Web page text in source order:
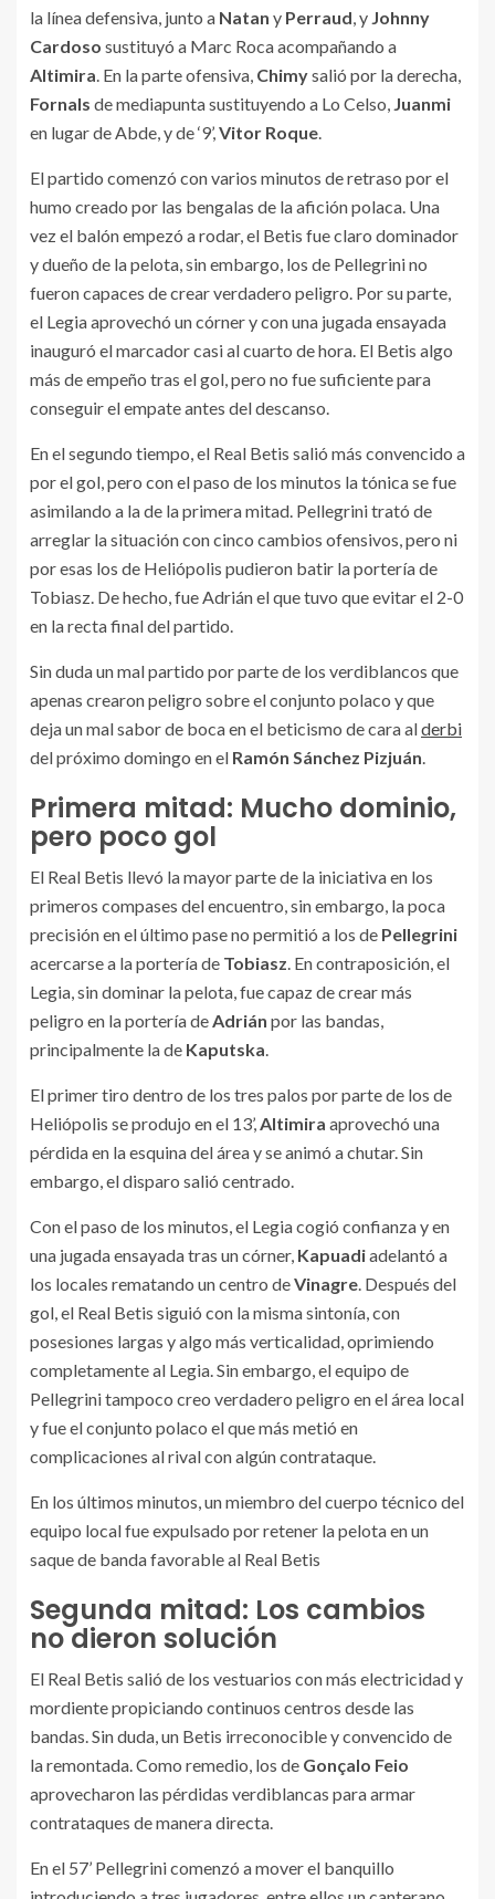
la línea defensiva, junto a Natan y Perraud, y Johnny
Cardoso sustituyó a Marc Roca acompañando a
Altimira. En la parte ofensiva, Chimysalió por la derecha,
Fornals de mediapunta sustituyendo a Lo Celso, Juanmi
en lugar de Abde, y de ‘9’,Vitor Roque.
El partido comenzó con varios minutos de retraso por el
humo creado por las bengalas de la afición polaca. Una
vez el balón empezó a rodar, el Betis fue claro dominador
y dueño de la pelota, sin embargo, los de Pellegrini no
fueron capaces de crear verdadero peligro. Por su parte,
el Legia aprovechó un córner y con una jugada ensayada
inauguró el marcador casi al cuarto de hora. El Betis algo
más de empeño tras el gol, pero no fue suficiente para
conseguir el empate antes del descanso.
En el segundo tiempo, el Real Betis salió más convencido a
por el gol, pero con el paso de los minutos la tónica se fue
asimilando a la de la primera mitad. Pellegrini trató de
arreglar la situación con cinco cambios ofensivos, pero ni
por esas los de Heliópolis pudieron batir la portería de
Tobiasz. De hecho, fue Adrián el que tuvo que evitar el 2-0
en la recta final del partido.
Sin duda un mal partido por parte de los verdiblancos que
apenas crearon peligro sobre el conjunto polaco y que
deja un mal sabor de boca en el beticismo de cara alderbi
del próximo domingo en el Ramón Sánchez Pizjuán.
Primera mitad: Mucho dominio,
pero poco gol
El Real Betis llevó la mayor parte de la iniciativa en los
primeros compases del encuentro, sin embargo, la poca
precisión en el último pase no permitió a los de Pellegrini
acercarse a la portería de Tobiasz. En contraposición, el
Legia, sin dominar la pelota, fue capaz de crear más
peligro en la portería deAdrián por las bandas,
principalmente la de Kaputska.
El primer tiro dentro de los tres palos por parte de los de
Heliópolis se produjo en el 13’,Altimira aprovechó una
pérdida en la esquina del área y se animó a chutar. Sin
embargo, el disparo salió centrado.
Con el paso de los minutos, el Legia cogió confianza y en
una jugada ensayada tras un córner, Kapuadiadelantó a
los locales rematando un centro deVinagre. Después del
gol, el Real Betis siguió con la misma sintonía, con
posesiones largas y algo más verticalidad, oprimiendo
completamente al Legia. Sin embargo, el equipo de
Pellegrini tampoco creo verdadero peligro en el área local
y fue el conjunto polaco el que más metió en
complicaciones al rival con algún contrataque.
En los últimos minutos, un miembro del cuerpo técnico del
equipo local fue expulsado por retener la pelota en un
saque de banda favorable al Real Betis
Segunda mitad: Los cambios
no dieron solución
El Real Betis salió de los vestuarios con más electricidad y
mordiente propiciando continuos centros desde las
bandas. Sin duda, un Betis irreconocible y convencido de
la remontada. Como remedio, los de Gonçalo Feio
aprovecharon las pérdidas verdiblancas para armar
contrataques de manera directa.
En el 57’ Pellegrini comenzó a mover el banquillo